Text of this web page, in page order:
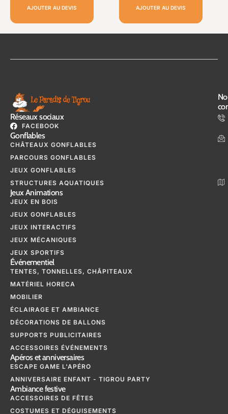
AJOUTER AU DEVIS AJOUTER AU DEVIS
Réseaux sociaux
FACEBOOK
Gonflables
CHÂTEAUX GONFLABLES
PARCOURS GONFLABLES
JEUX GONFLABLES
STRUCTURES AQUATIQUES
Jeux Animations
JEUX EN BOIS
JEUX GONFLABLES
JEUX INTERACTIFS
JEUX MÉCANIQUES
JEUX SPORTIFS
Événementiel
TENTES, TONNELLES, CHÂPITEAUX
MATÉRIEL HORECA
MOBILIER
ÉCLAIRAGE ET AMBIANCE
DÉCORATIONS DE BALLONS
SUPPORTS PUBLICITAIRES
ACCESSOIRES ÉVÉNEMENTS
Apéros et anniversaires
ESCAPE GAME L'APÉRO
ANNIVERSAIRE ENFANT - TIGROU PARTY
Ambiance festive
ACCESSOIRES DE FÊTES
COSTUMES ET DÉGUISEMENTS